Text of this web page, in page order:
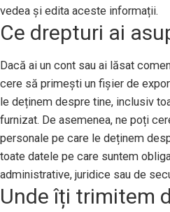
vedea și edita aceste informații.
Ce drepturi ai
Dacă ai un cont sau ai lăsat
cere să primești un fișier de
le deținem despre tine, inclusiv
furnizat. De asemenea, ne poți
personale pe care le deținem
toate datele pe care suntem
administrative, juridice sau de
Unde îți trimitem